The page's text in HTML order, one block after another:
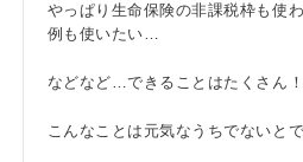
やっぱり生命保険の非課税枠も使
例も使いたい…
などなど…できることはたくさん！
こんなことは元気なうちでないとで